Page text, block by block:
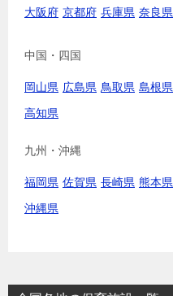
大阪府 京都府 兵庫県 奈良県
中国・四国
岡山県 広島県 鳥取県 島根県
高知県
九州・沖縄
福岡県 佐賀県 長崎県 熊本県
沖縄県